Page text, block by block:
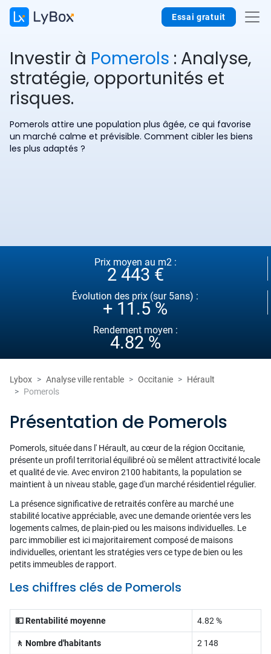
Essai gratuit
Investir à Pomerols : Analyse,
stratégie, opportunités et
risques.
Pomerols attire une population plus âgée, ce qui favorise
un marché calme et prévisible. Comment cibler les biens
les plus adaptés ?
Prix moyen au m2 :
2 443 €
Évolution des prix (sur 5ans) :
+ 11.5 %
Rendement moyen :
4.82 %
Lybox Analyse ville rentable Occitanie
Hérault
Pomerols
Présentation de Pomerols
Pomerols, située dans l' Hérault, au cœur de la région Occitanie,
présente un profil territorial équilibré où se mêlent attractivité locale
et qualité de vie. Avec environ 2100 habitants, la population se
maintient à un niveau stable, gage d'un marché résidentiel régulier.
La présence significative de retraités confère au marché une
stabilité locative appréciable, avec une demande orientée vers les
logements calmes, de plain-pied ou les maisons individuelles. Le
parc immobilier est ici majoritairement composé de maisons
individuelles, orientant les stratégies vers ce type de bien ou les
petits immeubles de rapport.
Les chiffres clés de Pomerols
💵 Rentabilité moyenne 4.82 %
🚶 Nombre d'habitants 2 148